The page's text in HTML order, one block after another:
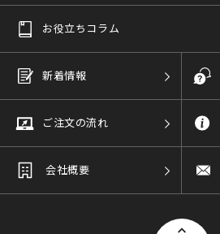
お役立ちコラム
新着情報
ご注文の流れ
会社概要